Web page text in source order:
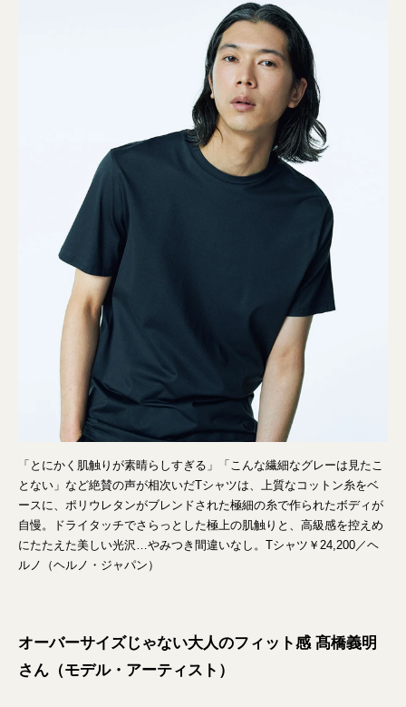
「とにかく肌触りが素晴らしすぎる」「こんな繊細なグレーは見たこ
とない」など絶賛の声が相次いだTシャツは、上質なコットン糸をベ
ースに、ポリウレタンがブレンドされた極細の糸で作られたボディが
自慢。ドライタッチでさらっとした極上の肌触りと、高級感を控えめ
にたたえた美しい光沢…やみつき間違いなし。Tシャツ￥24,200／ヘ
ルノ（ヘルノ・ジャパン）
オーバーサイズじゃない大人のフィット感 髙橋義明
さん（モデル・アーティスト）